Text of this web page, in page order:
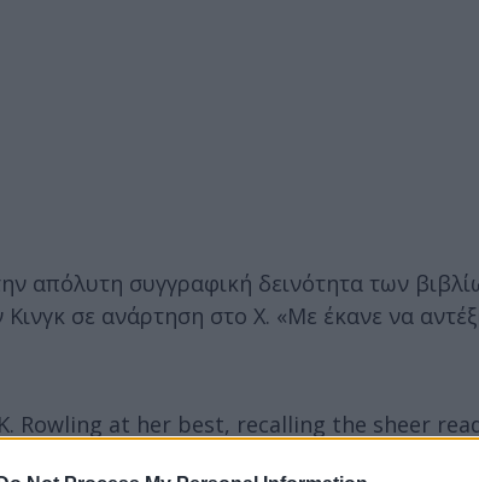
απόλυτη συγγραφική δεινότητα των
σε ανάρτηση στο X. «Με έκανε να
Rowling at her best, recalling the sheer
a difficult time.